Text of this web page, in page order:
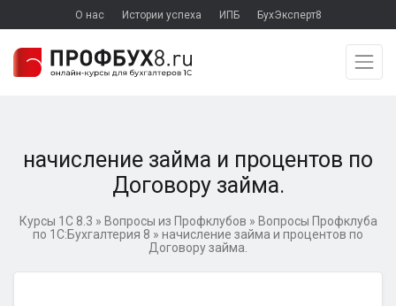
О нас Истории успеха ИПБ БухЭксперт8
начисление займа и процентов по
Договору займа.
Курсы 1С 8.3 » Вопросы из Профклубов » Вопросы Профклуба
по 1С:Бухгалтерия 8 » начисление займа и процентов по
Договору займа.